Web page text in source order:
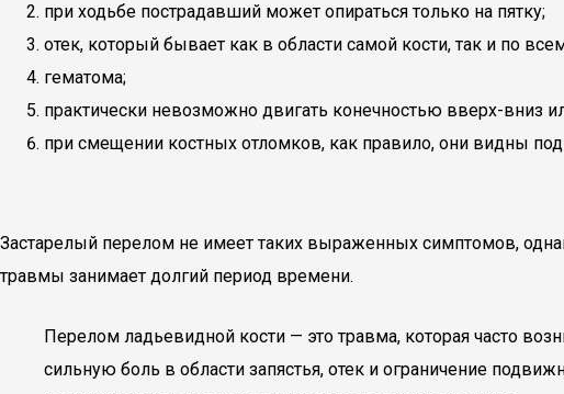
при ходьбе пострадавший может опираться только на пятку;
отек, который бывает как в области самой кости, так и по
гематома;
практически невозможно двигать конечностью вверх-вниз
при смещении костных отломков, как правило, они видны
Застарелый перелом не имеет таких выраженных симптомов,
травмы занимает долгий период времени.
Перелом ладьевидной кости — это травма, которая часто
сильную боль в области запястья, отек и ограничение